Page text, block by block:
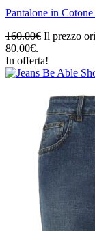
Pantalone in
160.00€ Il prezzo
80.00€.
In offerta!